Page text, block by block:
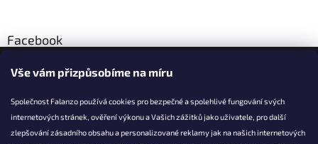
Vše vám přizpůsobíme na míru
Společnost Falanzo používá cookies pro bezpečné a spolehlivé fungování svých
internetových stránek, ověření výkonu a Vašich zážitků jako uživatele, pro další
zlepšování zásadního obsahu a personalizované reklamy jak na našich internetových
Facebook
KONTAKT